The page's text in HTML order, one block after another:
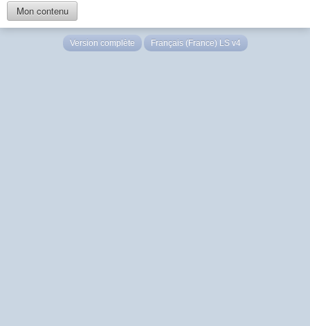
Mon contenu
Version complète Français (France) LS v4